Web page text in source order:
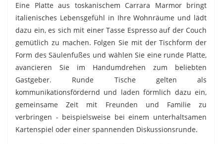
Eine Platte aus toskanischem Carrara Marmor bringt
italienisches Lebensgefühl in Ihre Wohnräume und lädt
dazu ein, es sich mit einer Tasse Espresso auf der Couch
gemütlich zu machen. Folgen Sie mit der Tischform der
Form des Säulenfußes und wählen Sie eine runde Platte,
avancieren Sie im Handumdrehen zum beliebten
Gastgeber. Runde Tische gelten als
kommunikationsfördernd und laden förmlich dazu ein,
gemeinsame Zeit mit Freunden und Familie zu
verbringen - beispielsweise bei einem unterhaltsamen
Kartenspiel oder einer spannenden Diskussionsrunde.